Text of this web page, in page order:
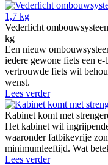
Vederlicht
kg
Een nieuw
iedere gewone fiets een
vertrouwde fiets wil
wenst.
Lees verder
Kabinet komt met
Het kabinet wil
waaronder fatbikevrije
minimumleeftijd. Wat
Lees verder